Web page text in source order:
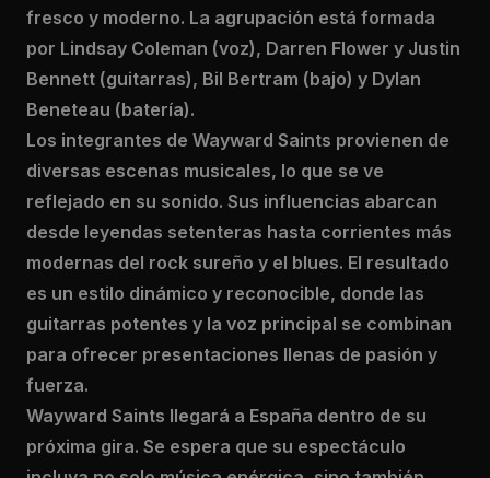
fresco y moderno. La agrupación está formada
por Lindsay Coleman (voz), Darren Flower y Justin
Bennett (guitarras), Bil Bertram (bajo) y Dylan
Beneteau (batería).
Los integrantes de Wayward Saints provienen de
diversas escenas musicales, lo que se ve
reflejado en su sonido. Sus influencias abarcan
desde leyendas setenteras hasta corrientes más
modernas del rock sureño y el blues. El resultado
es un estilo dinámico y reconocible, donde las
guitarras potentes y la voz principal se combinan
para ofrecer presentaciones llenas de pasión y
fuerza.
Wayward Saints llegará a España dentro de su
próxima gira. Se espera que su espectáculo